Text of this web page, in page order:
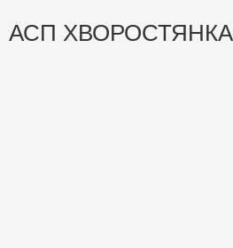
АСП ХВОРОСТЯНКА